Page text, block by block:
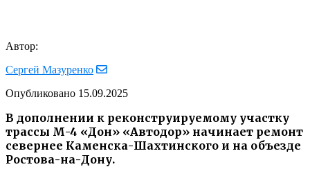
Автор:
Сергей Мазуренко
Опубликовано 15.09.2025
В дополнении к реконструируемому участку
трассы М-4 «Дон» «Автодор» начинает ремонт
севернее Каменска-Шахтинского и на объезде
Ростова-на-Дону.